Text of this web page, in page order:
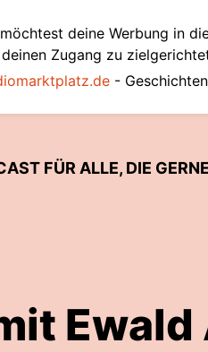
deine Werbung in
deinen Zugang zu
-
FÜR ALLE, DIE